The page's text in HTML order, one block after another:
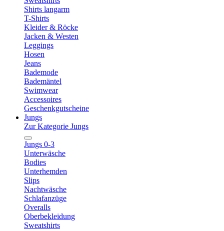
Shirts langarm
T-Shirts
Kleider & Röcke
Jacken & Westen
Leggings
Hosen
Jeans
Bademode
Bademäntel
Swimwear
Accessoires
Geschenkgutscheine
Jungs
Zur Kategorie Jungs
Jungs 0-3
Unterwäsche
Bodies
Unterhemden
Slips
Nachtwäsche
Schlafanzüge
Overalls
Oberbekleidung
Sweatshirts